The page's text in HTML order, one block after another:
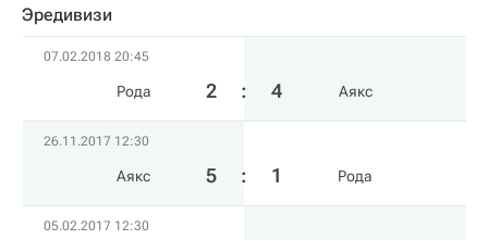
Эредивизи
07.02.2018 20:45
Рода 2 : 4 Аякс
26.11.2017 12:30
Аякс 5 : 1 Рода
05.02.2017 12:30